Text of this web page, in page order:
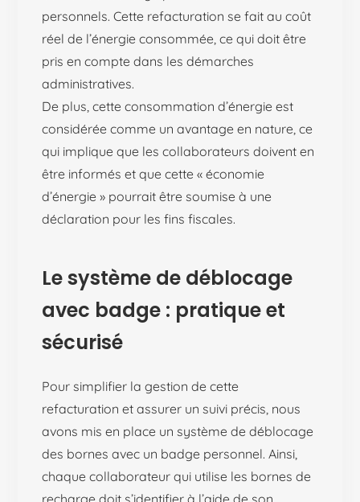
personnels. Cette refacturation se fait au coût
réel de l’énergie consommée, ce qui doit être
pris en compte dans les démarches
administratives.
De plus, cette consommation d’énergie est
considérée comme un avantage en nature, ce
qui implique que les collaborateurs doivent en
être informés et que cette « économie
d’énergie » pourrait être soumise à une
déclaration pour les fins fiscales.
Le système de déblocage
avec badge : pratique et
sécurisé
Pour simplifier la gestion de cette
refacturation et assurer un suivi précis, nous
avons mis en place un système de déblocage
des bornes avec un badge personnel. Ainsi,
chaque collaborateur qui utilise les bornes de